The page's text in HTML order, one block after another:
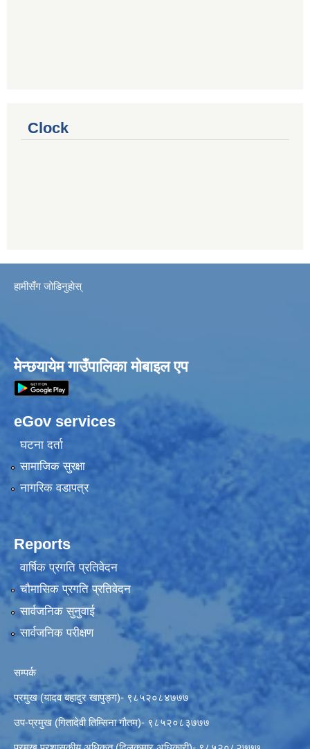
Clock
हामीसँग जाेडिनुहाेस्
मेन्छयायेम गाउँपालिका मोबाइल एप
eGov services
घटना दर्ता
सामाजिक सुरक्षा
नागरिक वडापत्र
Reports
वार्षिक प्रगति प्रतिवेदन
चौमासिक प्रगति प्रतिवेदन
सार्वजनिक सुनुवाई
सार्वजनिक परीक्षण
सम्पर्क
प्रमुख (यादव बहादुर खापुङ्ग)- ९८५२०८४७७७
उप-प्रमुख (गितादेवी तिम्सिना गाैतम)- ९८५२०८३७७७